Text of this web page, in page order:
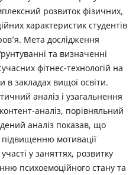
розвиток фізичних,
характеристик студентів
Мета дослідження
та визначенні
фітнес-технологій на
в закладах вищої освіти.
аналіз і узагальнення
аналіз, порівняльний
аналіз показав, що
підвищенню мотивації
участі у заняттях, розвитку
психоемоційного стану та